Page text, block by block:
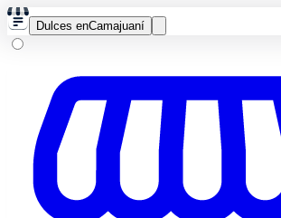
Dulces enCamajuaní